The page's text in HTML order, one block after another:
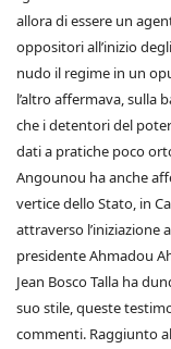
allora di essere un
oppositori all’inizio
nudo il regime in un
l’altro affermava, sulla
che i detentori del
dati a pratiche poco
Angounou ha anche
vertice dello Stato, in
attraverso l’iniziazione
presidente Ahmadou
Jean Bosco Talla ha
suo stile, queste
commenti. Raggiunto